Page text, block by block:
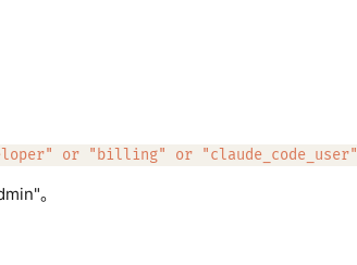
or "billing" or "claude_code_user"
。